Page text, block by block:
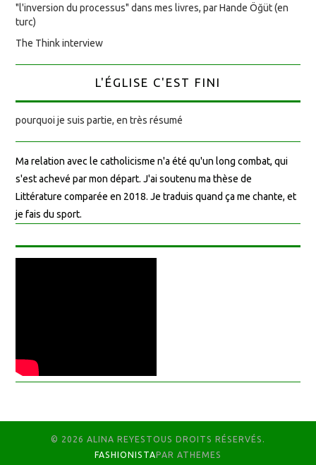
"l'inversion du processus" dans mes livres, par Hande Öğüt (en
turc)
The Think interview
L'ÉGLISE C'EST FINI
pourquoi je suis partie, en très résumé
Ma relation avec le catholicisme n'a été qu'un long combat, qui
s'est achevé par mon départ. J'ai soutenu ma thèse de
Littérature comparée en 2018. Je traduis quand ça me chante, et
je fais du sport.
© 2026 ALINA REYESTOUS DROITS RÉSERVÉS.
FASHIONISTAPAR ATHEMES